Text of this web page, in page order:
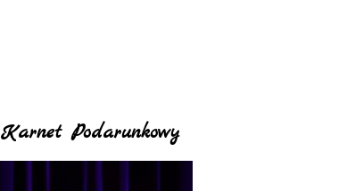
Karnet Podarunkowy